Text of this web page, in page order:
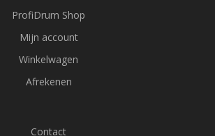
ProfiDrum Shop
Mijn account
Winkelwagen
Afrekenen
Contact